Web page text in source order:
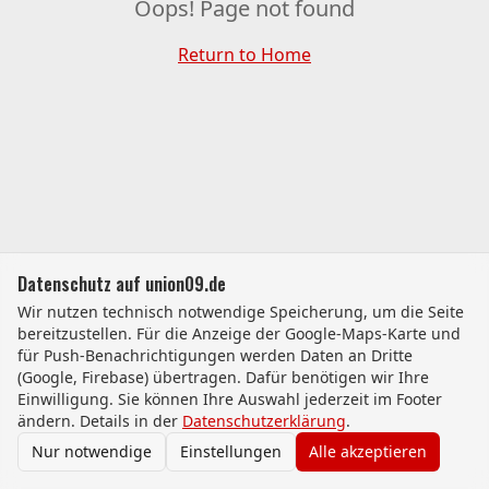
Oops! Page not found
Return to Home
Datenschutz auf union09.de
Wir nutzen technisch notwendige Speicherung, um die Seite
bereitzustellen. Für die Anzeige der Google-Maps-Karte und
für Push-Benachrichtigungen werden Daten an Dritte
(Google, Firebase) übertragen. Dafür benötigen wir Ihre
Einwilligung. Sie können Ihre Auswahl jederzeit im Footer
ändern. Details in der Datenschutzerklärung.
Nur notwendige
Einstellungen Alle akzeptieren